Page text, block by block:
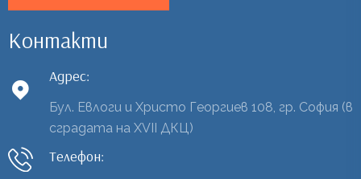
Контакти
Адрес:
Бул. Евлоги и Христо Георгиев 108, гр. София (в
сградата на XVII ДКЦ)
Телефон: